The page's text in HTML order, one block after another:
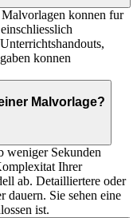
konnen fur
konnen
Malvorlage?
weniger Sekunden
Ihrer
ab. Detailliertere oder
dauern. Sie sehen eine
ist.